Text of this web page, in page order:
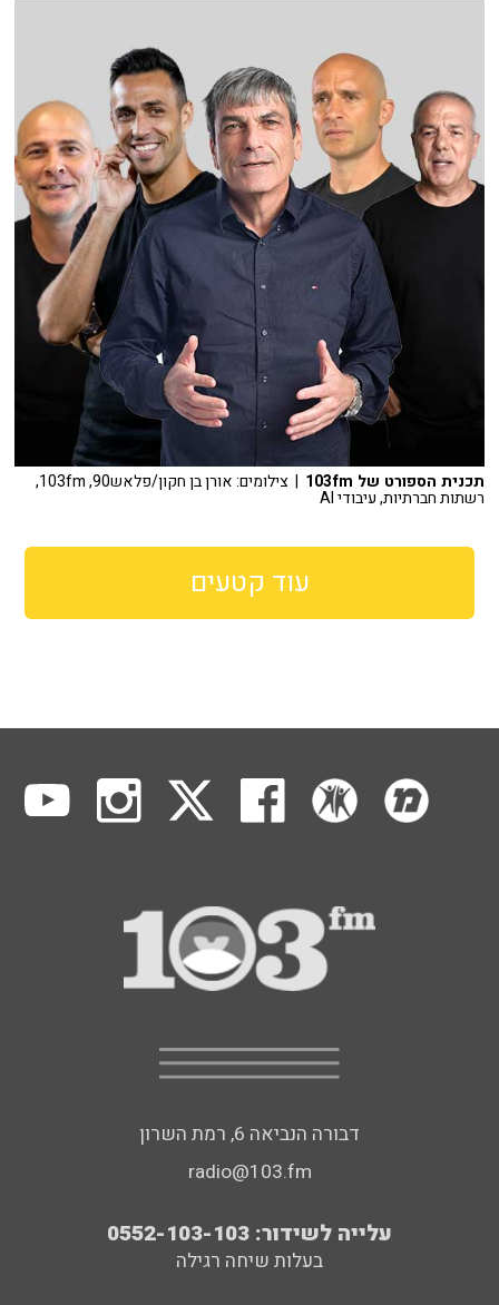
תכנית הספורט של 103fm | צילומים: אורן בן חקון/פלאש90, 103fm,
רשתות חברתיות, עיבודי AI
עוד קטעים
דבורה הנביאה 6, רמת השרון
radio@103.fm
עלייה לשידור: 0552-103-103
בעלות שיחה רגילה